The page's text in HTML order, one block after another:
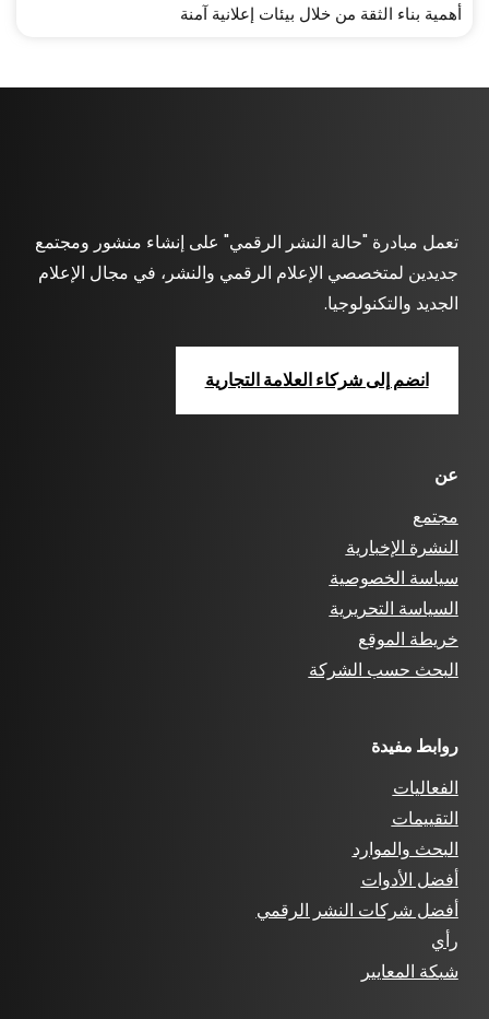
أهمية بناء الثقة من خلال بيئات إعلانية آمنة
تعمل مبادرة "حالة النشر الرقمي" على إنشاء منشور ومجتمع
جديدين لمتخصصي الإعلام الرقمي والنشر، في مجال الإعلام
الجديد والتكنولوجيا.
انضم إلى شركاء العلامة التجارية
عن
مجتمع
النشرة الإخبارية
سياسة الخصوصية
السياسة التحريرية
خريطة الموقع
البحث حسب الشركة
روابط مفيدة
الفعاليات
التقييمات
البحث والموارد
أفضل الأدوات
أفضل شركات النشر الرقمي
رأي
شبكة المعايير